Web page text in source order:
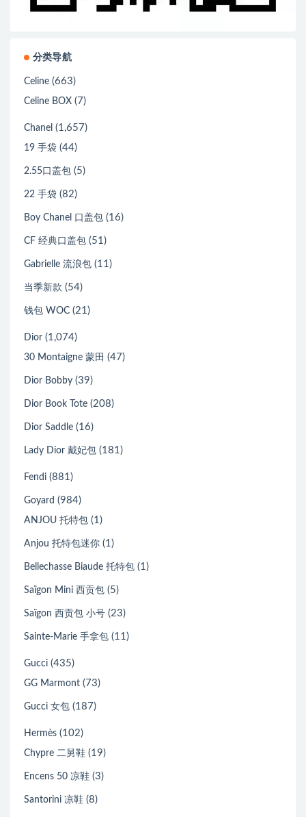
分类导航
Celine (663)
Celine BOX (7)
Chanel (1,657)
19 手袋 (44)
2.55口盖包 (5)
22 手袋 (82)
Boy Chanel 口盖包 (16)
CF 经典口盖包 (51)
Gabrielle 流浪包 (11)
当季新款 (54)
钱包 WOC (21)
Dior (1,074)
30 Montaigne 蒙田 (47)
Dior Bobby (39)
Dior Book Tote (208)
Dior Saddle (16)
Lady Dior 戴妃包 (181)
Fendi (881)
Goyard (984)
ANJOU 托特包 (1)
Anjou 托特包迷你 (1)
Bellechasse Biaude 托特包 (1)
Saïgon Mini 西贡包 (5)
Saïgon 西贡包 小号 (23)
Sainte-Marie 手拿包 (11)
Gucci (435)
GG Marmont (73)
Gucci 女包 (187)
Hermès (102)
Chypre 二舅鞋 (19)
Encens 50 凉鞋 (3)
Santorini 凉鞋 (8)